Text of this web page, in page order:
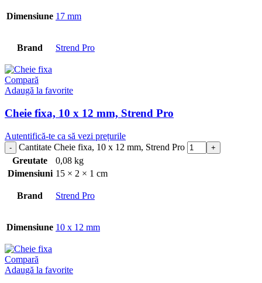
Dimensiune 17 mm
Brand Strend Pro
Compară
Adaugă la favorite
Cheie fixa, 10 x 12 mm, Strend Pro
Autentifică-te ca să vezi prețurile
Cantitate Cheie fixa, 10 x 12 mm, Strend Pro
Greutate
0,08 kg
Dimensiuni 15 × 2 × 1 cm
Brand Strend Pro
Dimensiune 10 x 12 mm
Compară
Adaugă la favorite